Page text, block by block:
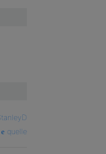
quelle